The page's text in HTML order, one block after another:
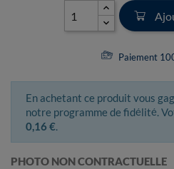
Paiement
En achetant ce produit vous
notre programme de fidélité.
0,16 €.
PHOTO NON CONTRACTUELLE